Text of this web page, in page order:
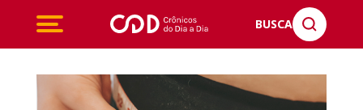
BUSCA